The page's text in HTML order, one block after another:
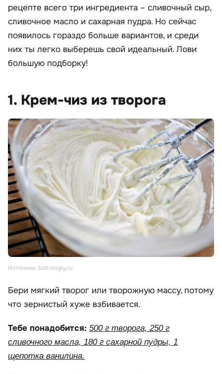
рецепте всего три ингредиента – сливочный сыр,
сливочное масло и сахарная пудра. Но сейчас
появилось гораздо больше вариантов, и среди
них ты легко выберешь свой идеальный. Лови
большую подборку!
1. Крем-чиз из творога
Источник: boltologiy.ru
Бери мягкий творог или творожную массу, потому
что зернистый хуже взбивается.
Тебе понадобится: 500 г творога, 250 г
сливочного масла, 180 г сахарной пудры, 1
щепотка ванилина.